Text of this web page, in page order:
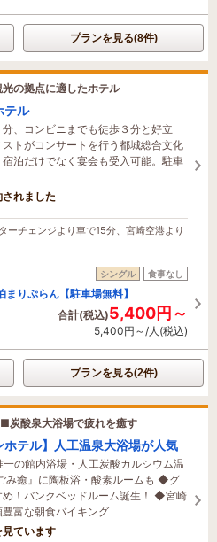
プランを見る(8件)
の拠点に適したホテル
テル
、コンビニまでも徒歩３分と好立
トがコンサートを行う都城総合文化
泊だけでなく宴会も受入可能。駐車
れました
ーチェンジより車で15分、宮崎空港より
シングル 食事なし
まりぷらん【駐車場無料】
合計(税込)5,400円～
5,400円～/人(税込)
プランを見る(2件)
炭酸泉大浴場で疲れを癒す
ホテル】人工温泉大浴場が人気
の館内浴場・人工炭酸カルシウム温
み癒』に陶板浴・酸素ルームも ◆グ
め！バンクベッドルーム誕生！ ◆宮崎
富な朝食バイキング
ています